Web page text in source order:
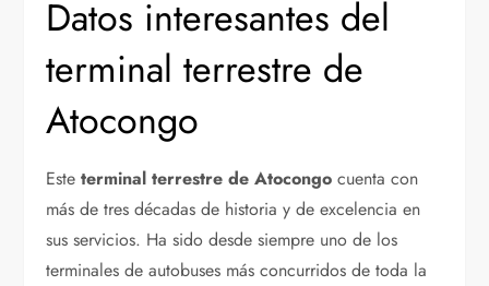
Datos interesantes del
terminal terrestre de
Atocongo
Esteterminal terrestre de Atocongo cuenta con
más de tres décadas de historia y de excelencia en
sus servicios. Ha sido desde siempre uno de los
terminales de autobuses más concurridos de toda la